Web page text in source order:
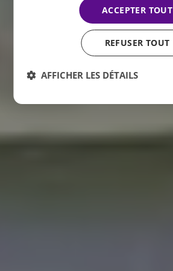
ACCEPTER TOUT
REFUSER TOUT
AFFICHER LES DÉTAILS